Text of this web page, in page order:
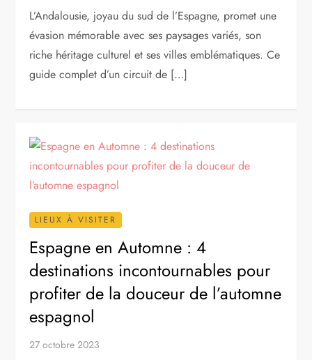
L’Andalousie, joyau du sud de l’Espagne, promet une
évasion mémorable avec ses paysages variés, son
riche héritage culturel et ses villes emblématiques. Ce
guide complet d’un circuit de […]
LIEUX À VISITER
Espagne en Automne : 4
destinations incontournables pour
profiter de la douceur de l’automne
espagnol
27 octobre 2023